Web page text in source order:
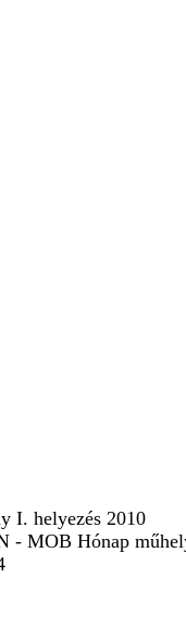
I. helyezés 2010
- MOB Hónap